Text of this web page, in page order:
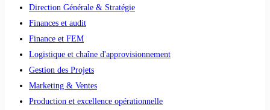
Direction Générale & Stratégie
Finances et audit
Finance et FEM
Logistique et chaîne d'approvisionnement
Gestion des Projets
Marketing & Ventes
Production et excellence opérationnelle